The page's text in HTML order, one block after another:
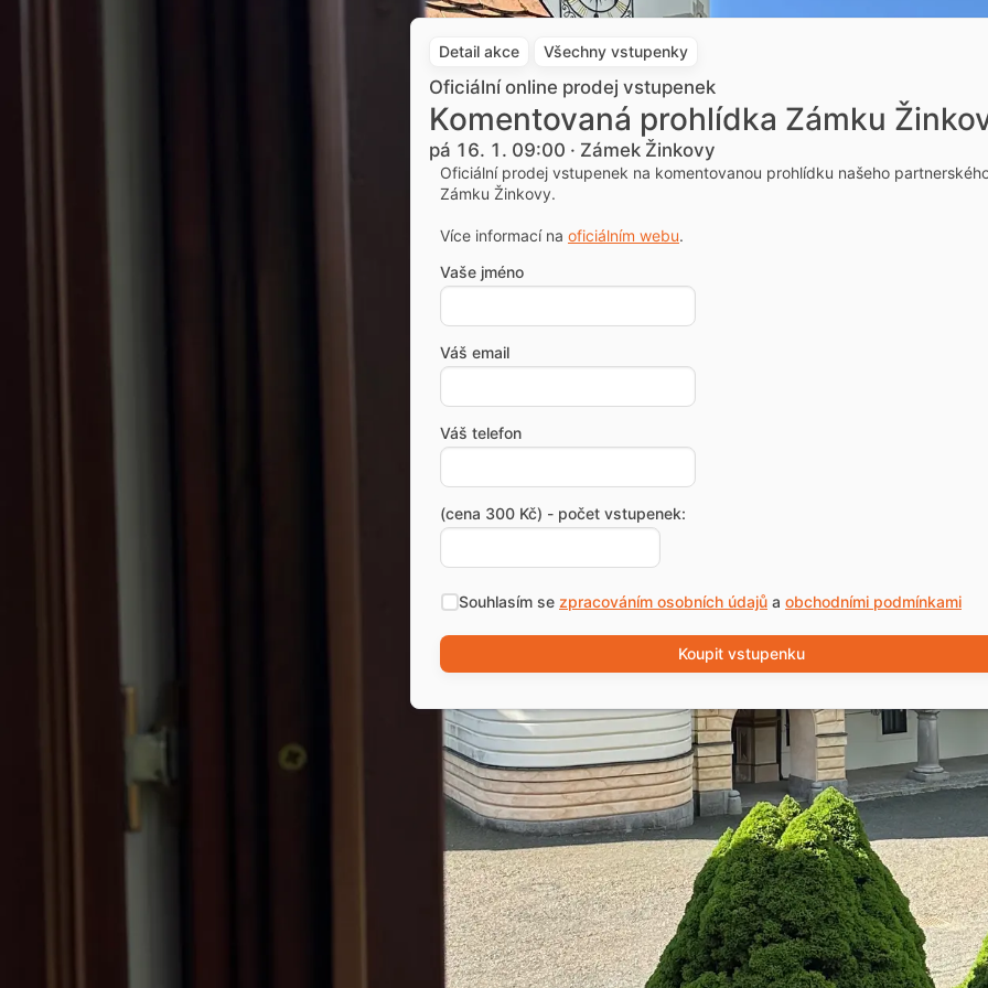
Detail akce Všechny vstupenky
Oficiální online prodej vstupenek
Komentovaná prohlídka Zámku
pá 16. 1. 09:00 · Zámek Žinkovy
Oficiální prodej vstupenek na komentovanou prohlídku našeho
Zámku Žinkovy.
Více informací na oficiálním webu.
Vaše jméno
Váš email
Váš telefon
(cena 300 Kč) - počet vstupenek:
Souhlasím se zpracováním osobních údajů a obchodními podmínkami
Koupit vstupenku